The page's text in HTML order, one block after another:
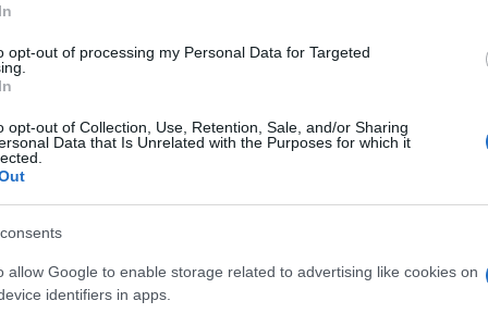
opt-out of processing my Personal Data for Targeted
opt-out of Collection, Use, Retention, Sale, and/or Sharing
Data that Is Unrelated with the Purposes for which it
allow Google to enable storage related to advertising like cookies on
identifiers in apps.
solicitado a menos que se ordene una audiencia.